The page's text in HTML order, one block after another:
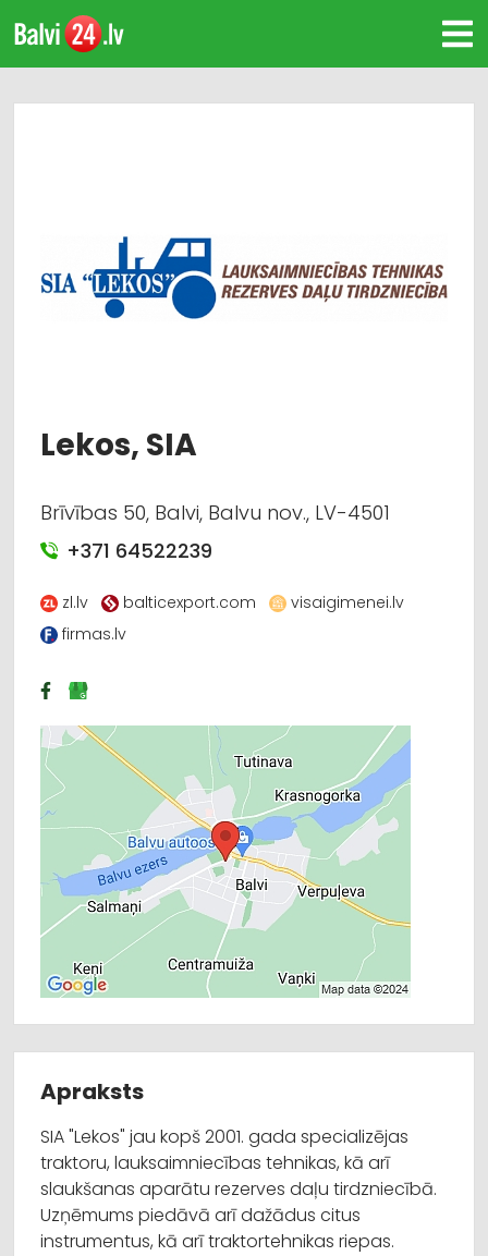
Lekos, SIA
Brīvības 50, Balvi, Balvu nov., LV-4501
+371 64522239
zl.lv balticexport.com
visaigimenei.lv
firmas.lv
Apraksts
SIA "Lekos" jau kopš 2001. gada specializējas
traktoru, lauksaimniecības tehnikas, kā arī
slaukšanas aparātu rezerves daļu tirdzniecībā.
Uzņēmums piedāvā arī dažādus citus
instrumentus, kā arī traktortehnikas riepas.